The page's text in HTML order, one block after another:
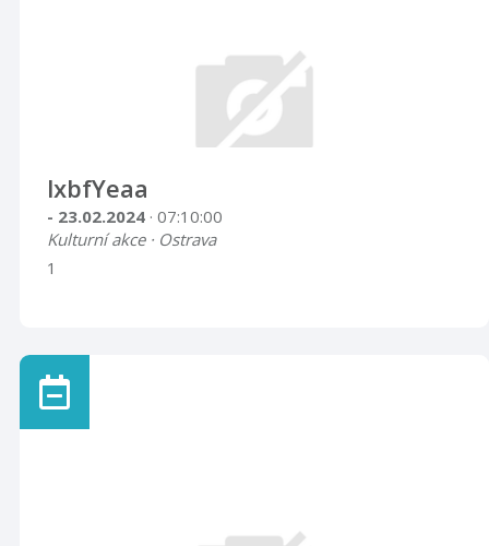
lxbfYeaa
- 23.02.2024 · 07:10:00
Kulturní akce · Ostrava
1